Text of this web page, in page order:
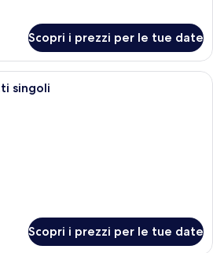
Scopri i prezzi per le tue date
Una camera d'albergo con due letti,
singoli
Scopri i prezzi per le tue date